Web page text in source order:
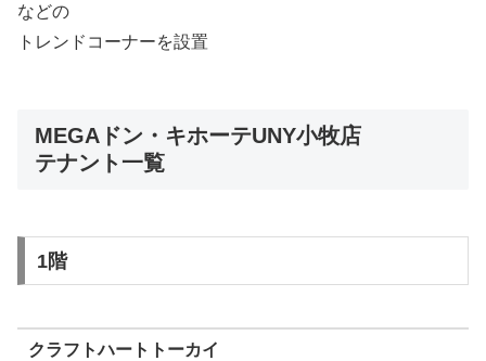
などの
トレンドコーナーを設置
MEGAドン・キホーテUNY小牧店
テナント一覧
1階
クラフトハートトーカイ